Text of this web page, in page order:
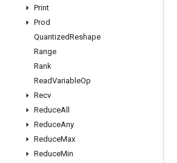
Print
Prod
QuantizedReshape
Range
Rank
ReadVariableOp
Recv
ReduceAll
ReduceAny
ReduceMax
ReduceMin